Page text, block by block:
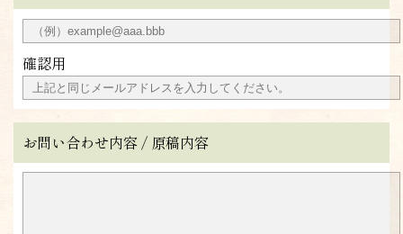
確認用
お問い合わせ内容 / 原稿内容